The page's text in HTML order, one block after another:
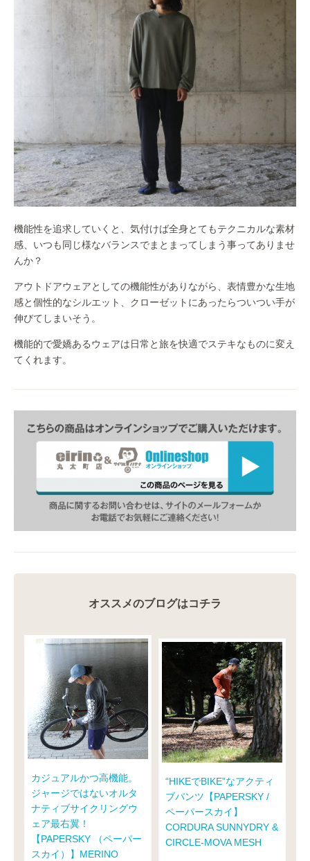
機能性を追求していくと、気付けば全身とてもテクニカルな素材
感、いつも同じ様なバランスでまとまってしまう事ってありませ
んか？
アウトドアウェアとしての機能性がありながら、表情豊かな生地
感と個性的なシルエット、クローゼットにあったらついつい手が
伸びてしまいそう。
機能的で愛嬌あるウェアは日常と旅を快適でステキなものに変え
てくれます。
オススメのブログはコチラ
カジュアルかつ高機能。
ジャージではないオルタ
ナティブサイクリングウ
ェア最右翼！
【PAPERSKY （ペーパー
スカイ）】MERINO
“HIKEでBIKE”なアクティ
ブパンツ【PAPERSKY /
ペーパースカイ】
CORDURA SUNNYDRY &
CIRCLE-MOVA MESH